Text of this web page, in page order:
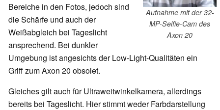
Aufnahme mit der 32-
MP-Selfie-Cam des
Axon 20
Bereiche in den Fotos, jedoch sind
die Schärfe und auch der
Weißabgleich bei Tageslicht
ansprechend. Bei dunkler
Umgebung ist angesichts der Low-Light-Qualitäten ein
Griff zum Axon 20 obsolet.
Gleiches gilt auch für Ultraweitwinkelkamera, allerdings
bereits bei Tageslicht. Hier stimmt weder Farbdarstellung